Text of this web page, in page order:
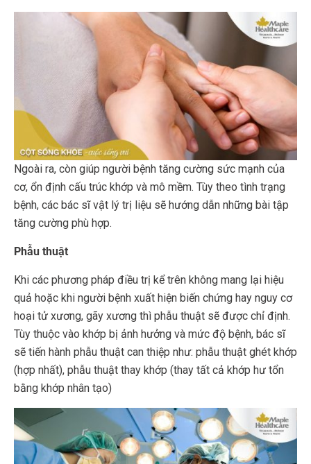
Ngoài ra, còn giúp người bệnh tăng cường sức mạnh của
cơ, ổn định cấu trúc khớp và mô mềm. Tùy theo tình trạng
bệnh, các bác sĩ vật lý trị liệu sẽ hướng dẫn những bài tập
tăng cường phù hợp.
Phẫu thuật
Khi các phương pháp điều trị kể trên không mang lại hiệu
quả hoặc khi người bệnh xuất hiện biến chứng hay nguy cơ
hoại tử xương, gãy xương thì phẫu thuật sẽ được chỉ định.
Tùy thuộc vào khớp bị ảnh hưởng và mức độ bệnh, bác sĩ
sẽ tiến hành phẫu thuật can thiệp như: phẫu thuật ghét khớp
(hợp nhất), phẫu thuật thay khớp (thay tất cả khớp hư tổn
bằng khớp nhân tạo)